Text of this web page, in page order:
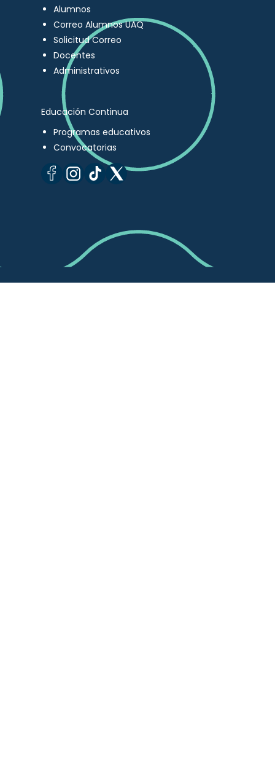
Alumnos
Correo Alumnos UAQ
Solicitud Correo
Docentes
Administrativos
Educación Continua
Programas educativos
Convocatorias